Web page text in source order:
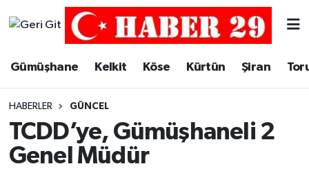
Gümüşhane Kelkit Köse Kürtün Şiran
HABERLER GÜNCEL
TCDD’ye, Gümüşhaneli 2
Genel Müdür
Merkez Trafik Yoğunluk Haritası
Süper Lig Puan Durumu ve Fikstür
Tüm Manşetler